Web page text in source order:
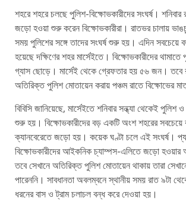
শহরে শহরে চলছে পুলিশ-বিক্ষোভকারীদের সংঘর্ষ। শনিবার
জড়ো হওয়া শুরু করেন বিক্ষোভকারীরা। রাতভর চালায়
সময় পুলিশের সঙ্গে তাদের সংঘর্ষ শুরু হয়। এদিন সবচেয়ে
হয়েছে দক্ষিণের শহর মার্সেইতে। বিক্ষোভকারীদের থামাতে
গ্যাস ছোড়ে। মার্সেই থেকে গ্রেফতার হয় ৫৬ জন। তবে
অতিরিক্ত পুলিশ মোতায়েন করায় পঞ্চম রাতে বিক্ষোভের
বিবিসি জানিয়েছে, মার্সেইতে শনিবার সন্ধ্যা থেকেই পুলিশ
শুরু হয়। বিক্ষোভকারীদের বড় একটি অংশ শহরের সবচেয়ে
ক্যানবেরেতে জড়ো হয়। কয়েক ঘণ্টা চলে এই সংঘর্ষ।
বিক্ষোভকারীদের আইকনিক চ্যাম্পস-এলিতে জড়ো হওয়ার
তবে সেখানে অতিরিক্ত পুলিশ মোতায়েন থাকায় তারা
পারেননি। সাবধানতা অবলম্বনে স্থানীয় সময় রাত ৯টা
ধরনের বাস ও ট্রাম চলাচল বন্ধ করে দেওয়া হয়।